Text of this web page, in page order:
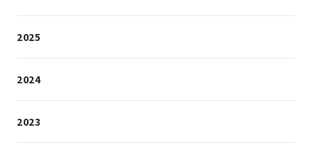
2025
2024
2023